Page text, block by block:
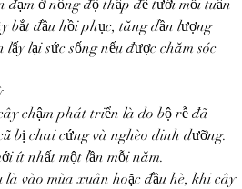
ở nồng độ thấp để tưới mỗi tuần
bắt đầu hồi phục, tăng dần lượng
lại sức sống nếu được chăm sóc
chậm phát triển là do bộ rễ đã
bị chai cứng và nghèo dinh dưỡng.
ít nhất một lần mỗi năm.
vào mùa xuân hoặc đầu hè, khi cây